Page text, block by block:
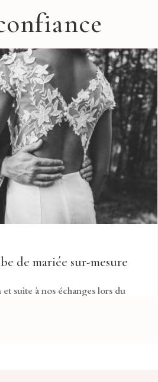
de mariée sur-mesure
suite à nos échanges lors du